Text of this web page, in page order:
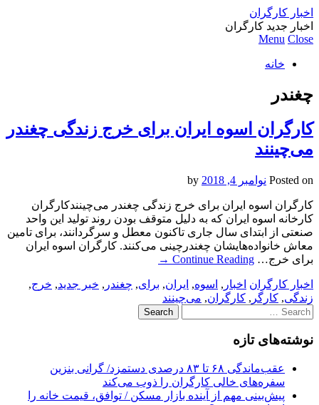
اخبار کارگران
اخبار جدید کارگران
Menu Close
خانه
چغندر
کارگران اسوه ایران برای خرج زندگی چغندر
می‌چینند
Posted on نوامبر 4, 2018
کارگران اسوه ایران برای خرج زندگی چغندر می‌چینندکارگران
کارخانه اسوه ایران که به دلیل متوقف بودن روند تولید این واحد
صنعتی از ابتدای سال جاری تاکنون معطل و سرگردانند، برای تامین
معاش خانواده‌هایشان چغندرچینی می‌کنند. کارگران اسوه ایران
برای خرج… Continue Reading
→
اخبار کارگران اخبار , اسوه, ایران, برای, چغندر , خبر جدید, خرج,
زندگی, کارگر , کارگران, می‌چینند
Search
for:
نوشته‌های تازه
عقب‌ماندگی ۶۸ تا ۸۳ درصدی دستمزد/ گرانی بنزین
سفره‌های خالی کارگران را ذوب می‌کند
پیش‌بینی مهم از آینده بازار مسکن / توافق، قیمت خانه را